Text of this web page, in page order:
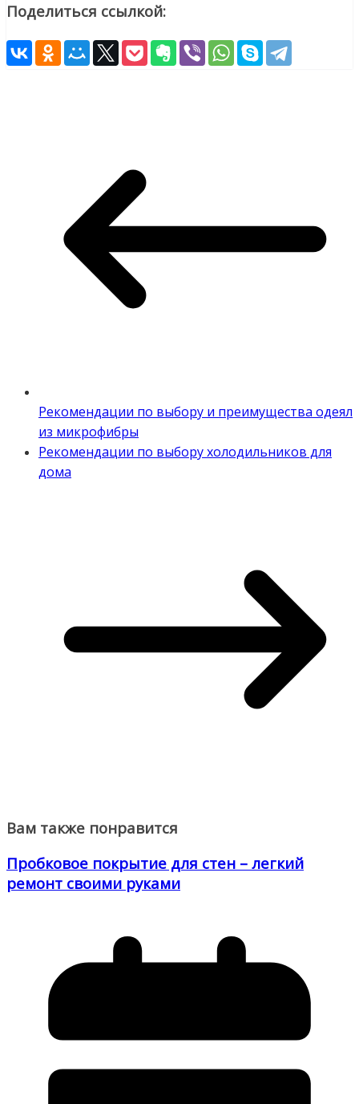
Поделиться ссылкой:
Рекомендации по выбору и преимущества одеял
из микрофибры
Рекомендации по выбору холодильников для
дома
Вам также понравится
Пробковое покрытие для стен – легкий
ремонт своими руками